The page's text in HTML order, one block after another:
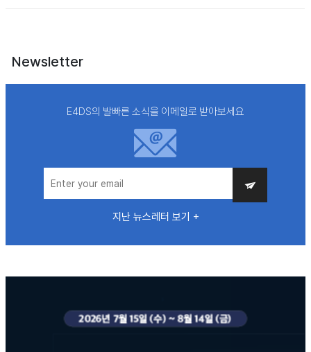
Newsletter
E4DS의 발빠른 소식을 이메일로 받아보세요
지난 뉴스레터 보기 +